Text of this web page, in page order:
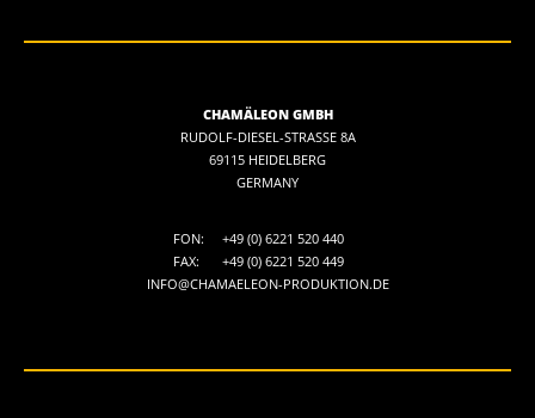
CHAMÄLEON GMBH
RUDOLF-DIESEL-STRASSE 8A
69115 HEIDELBERG
GERMANY
FON:
+49 (0) 6221 520 440
FAX:
+49 (0) 6221 520 449
INFO@CHAMAELEON-PRODUKTION.DE